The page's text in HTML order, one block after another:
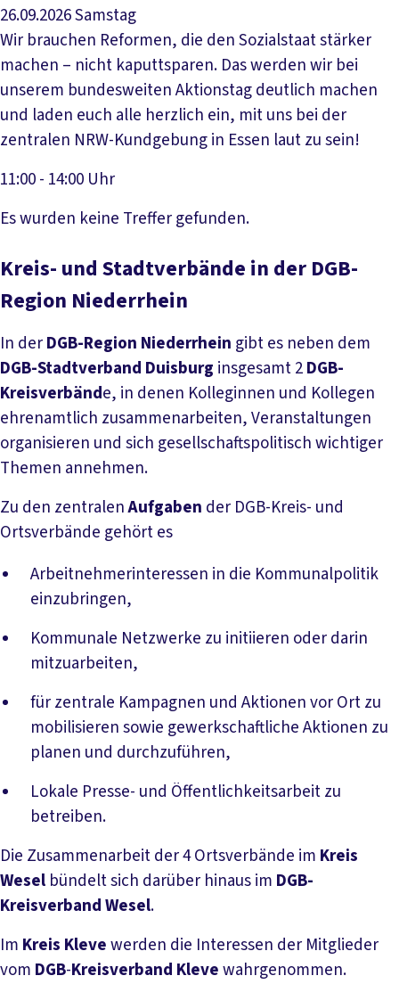
26.09.2026Samstag
Wir brauchen Reformen, die den Sozialstaat stärker
machen – nicht kaputtsparen. Das werden wir bei
unserem bundesweiten Aktionstag deutlich machen
und laden euch alle herzlich ein, mit uns bei der
zentralen NRW-Kundgebung in Essen laut zu sein!
11:00 - 14:00 Uhr
Veranstaltung anzeigen
Es wurden keine Treffer gefunden.
Kreis- und Stadtverbände in der DGB-
Region Niederrhein
In derDGB-Region Niederrhein gibt es neben dem
DGB-Stadtverband Duisburg insgesamt 2DGB-
Kreisverbände, in denen Kolleginnen und Kollegen
ehrenamtlich zusammenarbeiten, Veranstaltungen
organisieren und sich gesellschaftspolitisch wichtiger
Themen annehmen.
Zu den zentralenAufgaben der DGB-Kreis- und
Ortsverbände gehört es
Arbeitnehmerinteressen in die Kommunalpolitik
einzubringen,
Kommunale Netzwerke zu initiieren oder darin
mitzuarbeiten,
für zentrale Kampagnen und Aktionen vor Ort zu
mobilisieren sowie gewerkschaftliche Aktionen zu
planen und durchzuführen,
Lokale Presse- und Öffentlichkeitsarbeit zu
betreiben.
Die Zusammenarbeit der 4 Ortsverbände im Kreis
Wesel bündelt sich darüber hinaus im DGB-
Kreisverband Wesel.
Im Kreis Klevewerden die Interessen der Mitglieder
vom DGB-Kreisverband Klevewahrgenommen.